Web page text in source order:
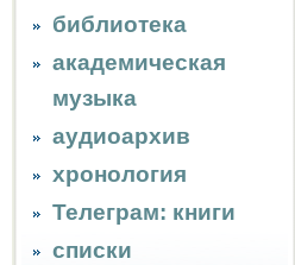
библиотека
академическая
музыка
аудиоархив
хронология
Телеграм: книги
списки